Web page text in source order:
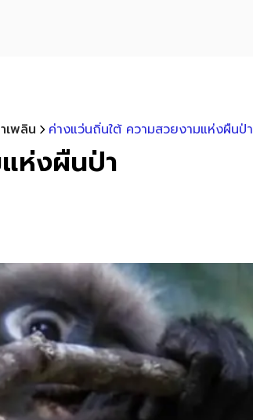
เพลิน ค่างแว่นถิ่นใต้ ความสวยงามแห่งผืนป่า
ห่งผืนป่า